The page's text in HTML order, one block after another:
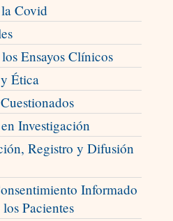
Covid
Ensayos Clínicos
Ética
Investigación
Registro y Difusión
Informado
Pacientes